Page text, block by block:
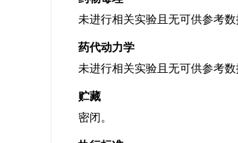
未进行相关实验且无可供参考数
药代动力学
未进行相关实验且无可供参考数
贮藏
密闭。